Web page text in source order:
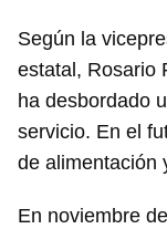
Según la
estatal, Rosario
ha desbordado
servicio. En el
de alimentación
En noviembre